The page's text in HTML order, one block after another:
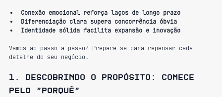
Conexão emocional reforça laços de longo prazo
Diferenciação clara supera concorrência óbvia
Identidade sólida facilita expansão e inovação
Vamos ao passo a passo? Prepare-se para repensar cada
detalhe do seu negócio.
1. Descobrindo o propósito: comece
pelo "porquê"